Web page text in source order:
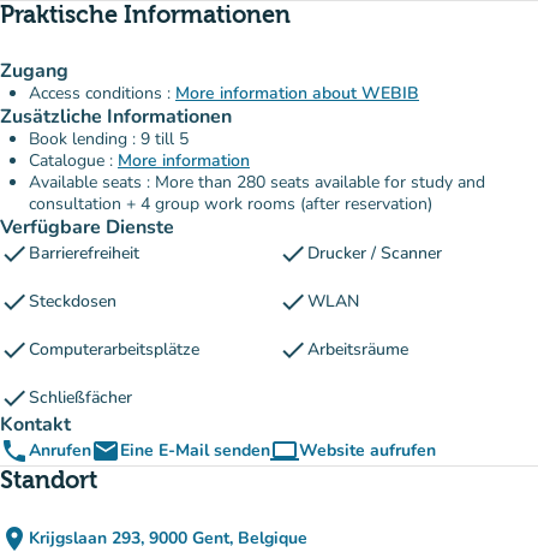
Praktische Informationen
Zugang
Access conditions : More information about WEBIB
Zusätzliche Informationen
Book lending : 9 till 5
Catalogue : More information
Available seats : More than 280 seats available for study and
consultation + 4 group work rooms (after reservation)
Verfügbare Dienste
check Barrierefreiheit check Drucker / Scanner
checkSteckdosen checkWLAN
checkComputerarbeitsplätze checkArbeitsräume
checkSchließfächer
Kontakt
phoneAnrufenemailEine E-Mail sendencomputerWebsite aufrufen
(new tab)
Standort
place Krijgslaan 293, 9000 Gent, Belgique
(in Google Maps öffnen)
(new tab)